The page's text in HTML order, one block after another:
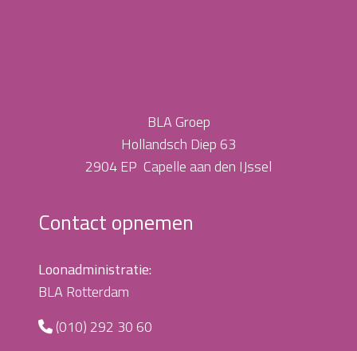
BLA Groep
Hollandsch Diep 63
2904 EP Capelle aan den IJssel
Contact opnemen
Loonadministratie:
BLA Rotterdam
(010) 292 30 60